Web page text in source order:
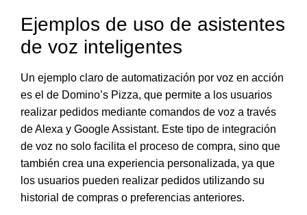
Ejemplos de uso de asistentes
de voz inteligentes
Un ejemplo claro de automatización por voz en acción
es el de Domino’s Pizza, que permite a los usuarios
realizar pedidos mediante comandos de voz a través
de Alexa y Google Assistant. Este tipo de integración
de voz no solo facilita el proceso de compra, sino que
también crea una experiencia personalizada, ya que
los usuarios pueden realizar pedidos utilizando su
historial de compras o preferencias anteriores.